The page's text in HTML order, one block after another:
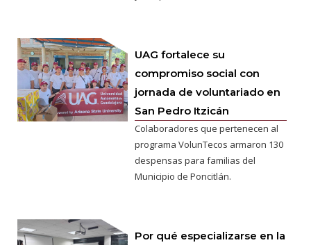
UAG fortalece su
compromiso social con
jornada de voluntariado en
San Pedro Itzicán
Colaboradores que pertenecen al
programa VolunTecos armaron 130
despensas para familias del
Municipio de Poncitlán.
Por qué especializarse en la